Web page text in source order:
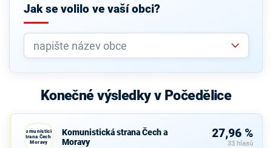
Jak se volilo ve vaší obci?
Konečné výsledky v Počedělice
Komunistická
strana Čech a
Moravy
Komunistická strana Čech a
Moravy
27,96 %
33 hlasů